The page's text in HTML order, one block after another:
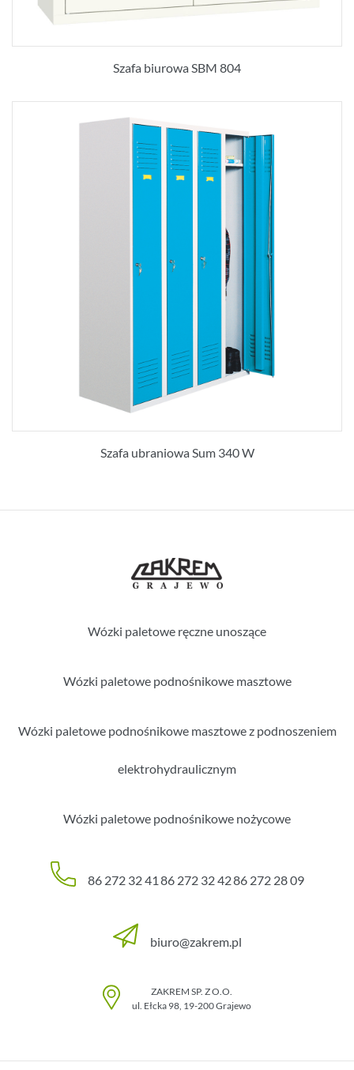
Szafa biurowa SBM 804
Szafa ubraniowa Sum 340 W
Wózki paletowe ręczne unoszące
Wózki paletowe podnośnikowe masztowe
Wózki paletowe podnośnikowe masztowe z podnoszeniem
elektrohydraulicznym
Wózki paletowe podnośnikowe nożycowe
86 272 32 41 86 272 32 4286 272 28 09
biuro@zakrem.pl
ZAKREM SP. Z O.O.
ul. Ełcka 98, 19-200Grajewo